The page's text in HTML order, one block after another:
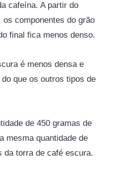
cafeína. A partir do
componentes do grão
final fica menos denso.
é menos densa e
que os outros tipos de
de 450 gramas de
mesma quantidade de
da torra de café escura.